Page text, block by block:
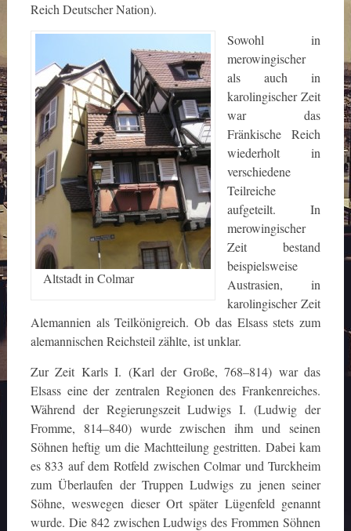
Reich Deutscher Nation).
Altstadt in Colmar
Sowohl in
merowingischer
als auch in
karolingischer Zeit
war das
Fränkische Reich
wiederholt in
verschiedene
Teilreiche
aufgeteilt. In
merowingischer
Zeit bestand
beispielsweise
Austrasien, in
karolingischer Zeit
Alemannien als Teilkönigreich. Ob das Elsass stets zum
alemannischen Reichsteil zählte, ist unklar.
Zur Zeit Karls I. (Karl der Große, 768–814) war das
Elsass eine der zentralen Regionen des Frankenreiches.
Während der Regierungszeit Ludwigs I. (Ludwig der
Fromme, 814–840) wurde zwischen ihm und seinen
Söhnen heftig um die Machtteilung gestritten. Dabei kam
es 833 auf dem Rotfeld zwischen Colmar und Turckheim
zum Überlaufen der Truppen Ludwigs zu jenen seiner
Söhne, weswegen dieser Ort später Lügenfeld genannt
wurde. Die 842 zwischen Ludwigs des Frommen Söhnen